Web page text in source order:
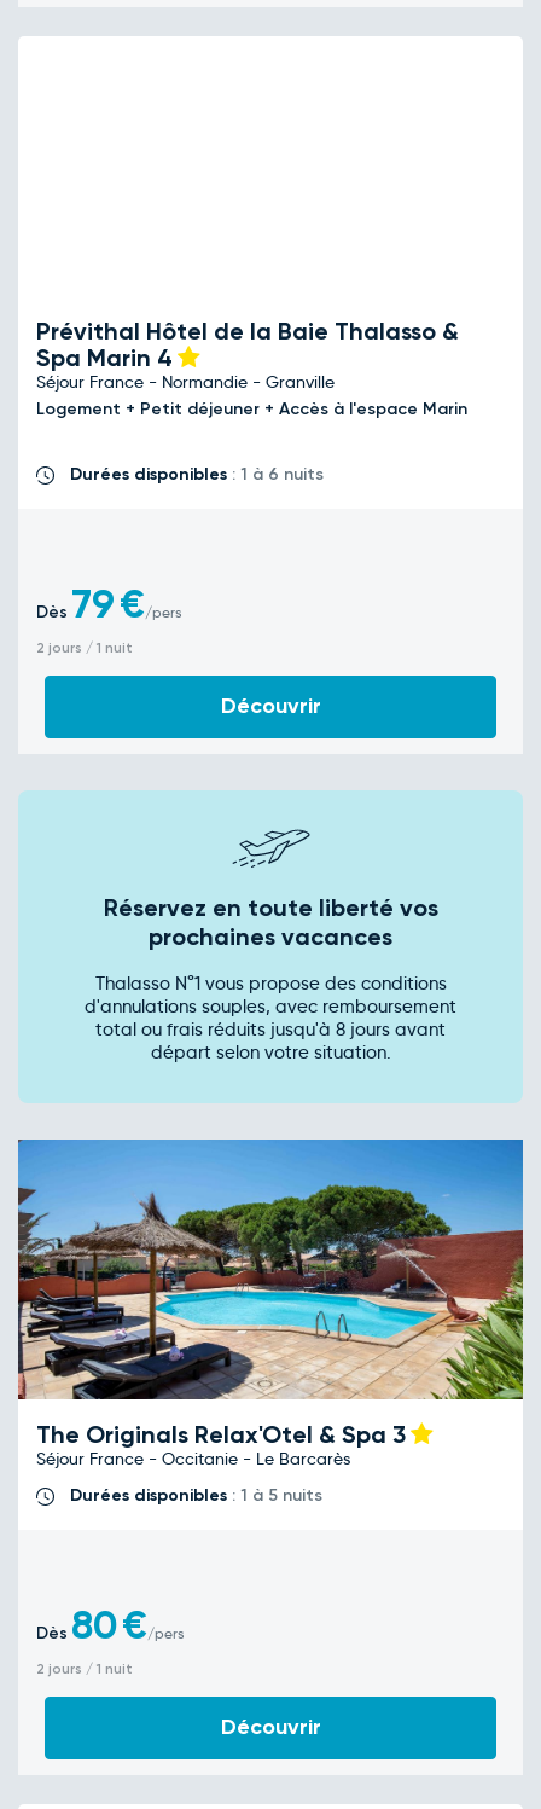
Prévithal Hôtel de la Baie Thalasso &
Spa Marin 4
Séjour France - Normandie - Granville
Logement + Petit déjeuner + Accès à l'espace Marin
Durées disponibles : 1 à 6 nuits
Dès 79€/pers
2 jours / 1 nuit
Découvrir
Réservez en toute liberté vos
prochaines vacances
Thalasso N°1 vous propose des conditions
d'annulations souples, avec remboursement
total ou frais réduits jusqu'à 8 jours avant
départ selon votre situation.
The Originals Relax'Otel & Spa 3
Séjour France - Occitanie - Le Barcarès
Durées disponibles : 1 à 5 nuits
Dès 80€/pers
2 jours / 1 nuit
Découvrir